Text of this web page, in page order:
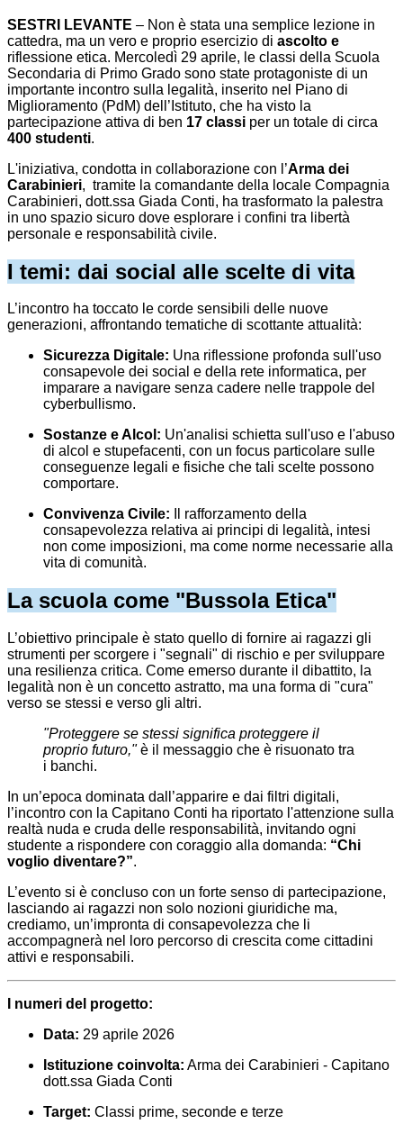
SESTRI LEVANTE – Non è stata una semplice lezione in
cattedra, ma un vero e proprio esercizio di ascolto e
riflessione etica. Mercoledì 29 aprile, le classi della Scuola
Secondaria di Primo Grado sono state protagoniste di un
importante incontro sulla legalità, inserito nel Piano di
Miglioramento (PdM) dell’Istituto, che ha visto la
partecipazione attiva di ben 17 classi per un totale di circa
400 studenti.
L'iniziativa, condotta in collaborazione con l’Arma dei
Carabinieri, tramite la comandante della locale Compagnia
Carabinieri, dott.ssa Giada Conti, ha trasformato la palestra
in uno spazio sicuro dove esplorare i confini tra libertà
personale e responsabilità civile.
I temi: dai social alle scelte di vita
L’incontro ha toccato le corde sensibili delle nuove
generazioni, affrontando tematiche di scottante attualità:
Sicurezza Digitale: Una riflessione profonda sull'uso
consapevole dei social e della rete informatica, per
imparare a navigare senza cadere nelle trappole del
cyberbullismo.
Sostanze e Alcol: Un'analisi schietta sull'uso e l'abuso
di alcol e stupefacenti, con un focus particolare sulle
conseguenze legali e fisiche che tali scelte possono
comportare.
Convivenza Civile: Il rafforzamento della
consapevolezza relativa ai principi di legalità, intesi
non come imposizioni, ma come norme necessarie alla
vita di comunità.
La scuola come "Bussola Etica"
L’obiettivo principale è stato quello di fornire ai ragazzi gli
strumenti per scorgere i "segnali" di rischio e per sviluppare
una resilienza critica. Come emerso durante il dibattito, la
legalità non è un concetto astratto, ma una forma di "cura"
verso se stessi e verso gli altri.
"Proteggere se stessi significa proteggere il
proprio futuro,"è il messaggio che è risuonato tra
i banchi.
In un’epoca dominata dall’apparire e dai filtri digitali,
l’incontro con la Capitano Conti ha riportato l'attenzione sulla
realtà nuda e cruda delle responsabilità, invitando ogni
studente a rispondere con coraggio alla domanda: “Chi
voglio diventare?”.
L’evento si è concluso con un forte senso di partecipazione,
lasciando ai ragazzi non solo nozioni giuridiche ma,
crediamo, un’impronta di consapevolezza che li
accompagnerà nel loro percorso di crescita come cittadini
attivi e responsabili.
I numeri del progetto:
Data: 29 aprile 2026
Istituzione coinvolta: Arma dei Carabinieri - Capitano
dott.ssa Giada Conti
Target: Classi prime, seconde e terze